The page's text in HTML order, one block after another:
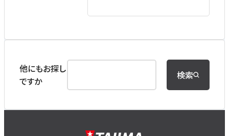
他にもお探し
ですか
検索